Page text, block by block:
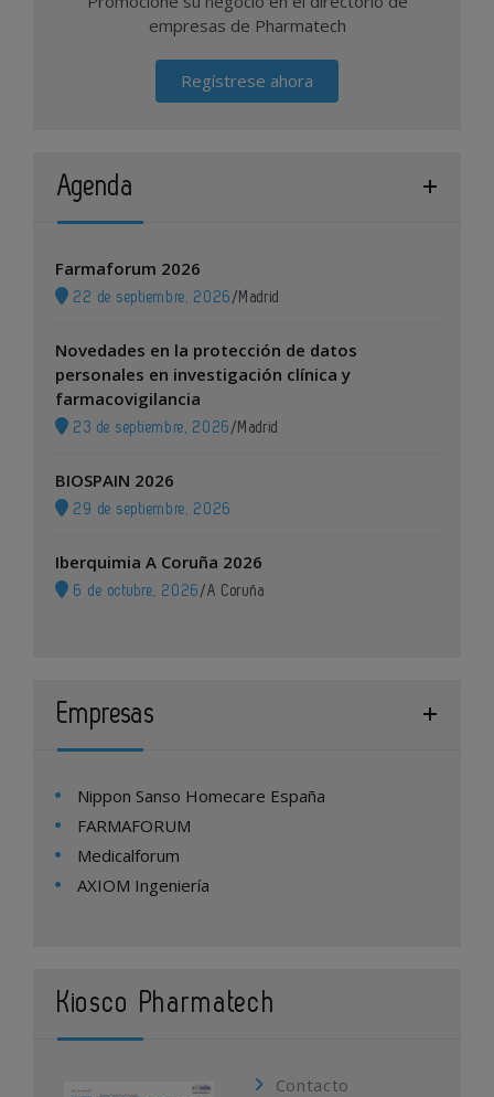
empresas de Pharmatech
Regístrese ahora
Agenda
Farmaforum 2026
22 de septiembre, 2026 / Madrid
Novedades en la protección de datos
personales en investigación clínica y
farmacovigilancia
23 de septiembre, 2026 / Madrid
BIOSPAIN 2026
29 de septiembre, 2026
Iberquimia A Coruña 2026
6 de octubre, 2026 /A Coruña
Empresas
Nippon Sanso Homecare España
FARMAFORUM
Medicalforum
AXIOM Ingeniería
Kiosco Pharmatech
Contacto